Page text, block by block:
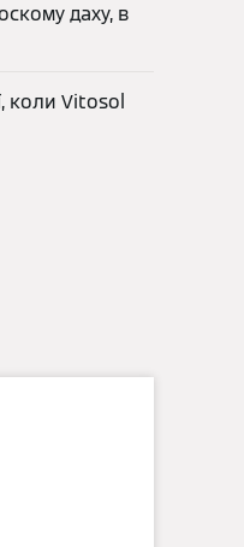
даху, в
коли Vitosol